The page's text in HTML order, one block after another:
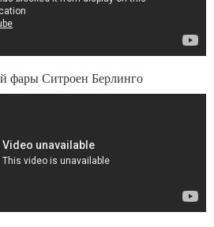
фары Ситроен Берлинго